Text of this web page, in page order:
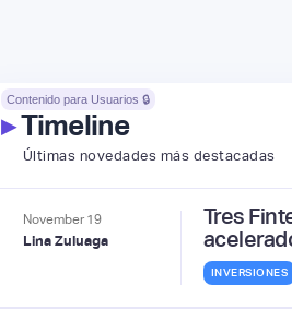
Contenido para Usuarios 🔒
▸Timeline
Últimas novedades más destacadas
November 19
Lina Zuluaga
Tres
INVERSIONES